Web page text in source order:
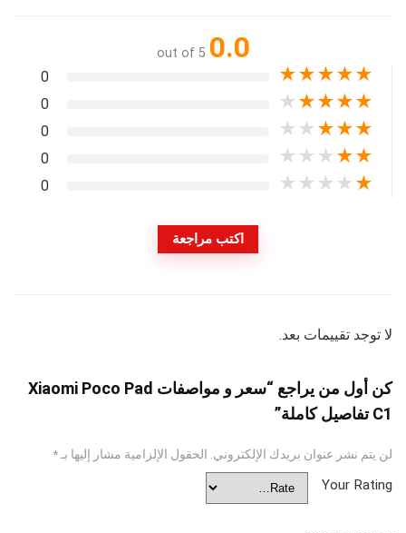
0.0
out of 5
★
★
★
★
★
0
★
★
★
★
★
0
★
★
★
★
★
0
★
★
★
★
★
0
★
★
★
★
★
0
اكتب مراجعة
لا توجد تقييمات بعد.
كن أول من يراجع “سعر و مواصفات Xiaomi Poco Pad
C1 تفاصيل كاملة”
لن يتم نشر عنوان بريدك الإلكتروني. الحقول الإلزامية مشار إليها بـ*
Your Rating